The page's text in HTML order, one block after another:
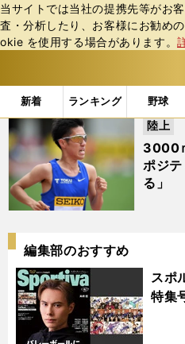
当サイトでは当社の提携先等がお
査・分析したり、お客様にお勧め
okie を使⽤する場合があります。
新着 ランキング 野球
b
ス
ポ
ル
テ
ィ
ー
バ
「#山口浩勢」の最新ニュ
3000
ポジ
る」
陸上
編集部のおすすめ
スポ
特集